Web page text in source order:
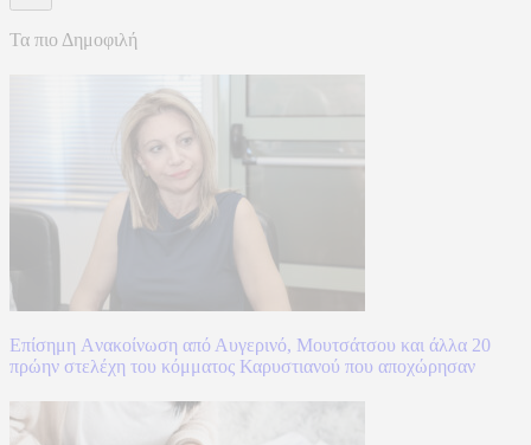
Τα πιο Δημοφιλή
Επίσημη Aνακοίνωση από Αυγερινό, Μουτσάτσου και άλλα 20
πρώην στελέχη του κόμματος Καρυστιανού που αποχώρησαν